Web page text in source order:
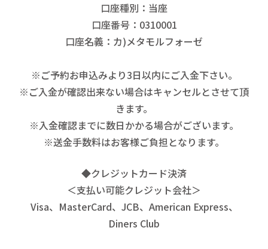
口座種別：当座
口座番号：0310001
口座名義：カ)メタモルフォーゼ
※ご予約お申込みより3日以内にご入金下さい。
※ご入金が確認出来ない場合はキャンセルとさせて頂
きます。
※入金確認までに数日かかる場合がございます。
※送金手数料はお客様ご負担となります。
◆クレジットカード決済
＜支払い可能クレジット会社＞
Visa、MasterCard、JCB、American Express、
Diners Club